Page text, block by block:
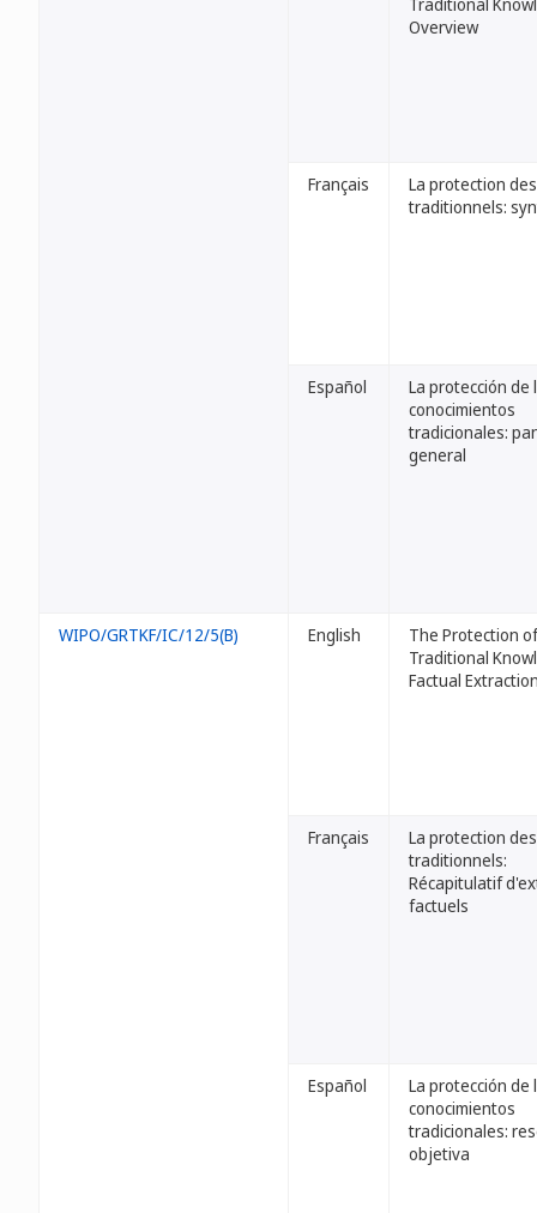
Overview
Français
La protection
traditionnels:
Español
La protección de
conocimientos
tradicionales:
general
WIPO/GRTKF/IC/12/5(B) English
The Protection of
Traditional
Factual
Français
La protection
traditionnels:
Récapitulatif
factuels
Español
La protección de
conocimientos
tradicionales:
objetiva